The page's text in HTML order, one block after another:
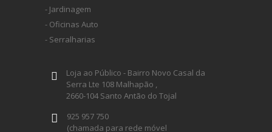
- Jardinagem
- Oficinas Auto
- Serralharias
Loja ao Público - Bairro Novo Casal da
Serra Lte 108 Malhapão ,
2660-104 Santo Antão do Tojal
925 957 750
(chamada para rede móvel